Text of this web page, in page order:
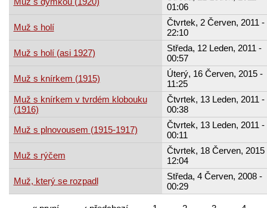
01:06
Muž s holí
Čtvrtek, 2 Červen, 2011 -
22:10
Muž s holí (asi 1927)
Středa, 12 Leden, 2011 -
00:57
Muž s knírkem (1915)
Úterý, 16 Červen, 2015 -
11:25
Muž s knírkem v tvrdém klobouku
(1916)
Čtvrtek, 13 Leden, 2011 -
00:38
Muž s plnovousem (1915-1917)
Čtvrtek, 13 Leden, 2011 -
00:11
Muž s rýčem
Čtvrtek, 18 Červen, 2015
12:04
Muž, který se rozpadl
Středa, 4 Červen, 2008 -
00:29